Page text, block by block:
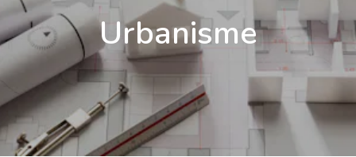
Urbanisme